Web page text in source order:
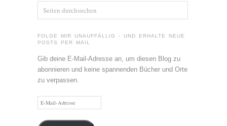
FOLGE MIR UNAUFFÄLLIG - UND ERHALTE NEUE
POSTS PER MAIL
Gib deine E-Mail-Adresse an, um diesen Blog zu
abonnieren und keine spannenden Bücher und Orte
zu verpassen.
E-
Mail-
Adresse